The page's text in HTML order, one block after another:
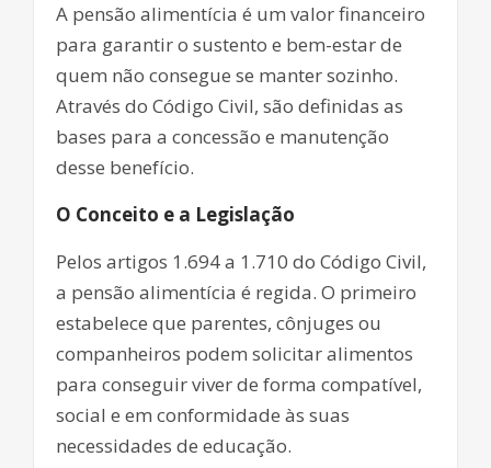
A pensão alimentícia é um valor financeiro
para garantir o sustento e bem-estar de
quem não consegue se manter sozinho.
Através do Código Civil, são definidas as
bases para a concessão e manutenção
desse benefício.
O Conceito e a Legislação
Pelos artigos 1.694 a 1.710 do Código Civil,
a pensão alimentícia é regida. O primeiro
estabelece que parentes, cônjuges ou
companheiros podem solicitar alimentos
para conseguir viver de forma compatível,
social e em conformidade às suas
necessidades de educação.